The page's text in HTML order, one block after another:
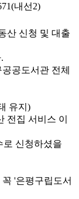
내선2)
산 신청 및 대출
공도서관 전체
유지)
전집 서비스 이
로 신청하셨을
'은평구립도서